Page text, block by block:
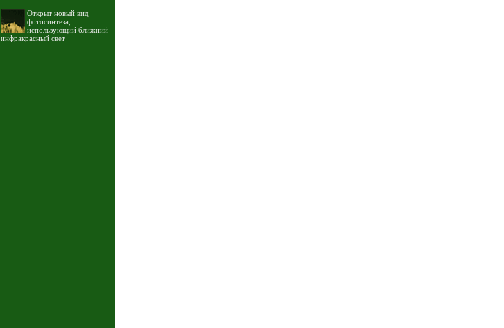
Открыт новый вид
фотосинтеза,
использующий ближний
инфракрасный свет